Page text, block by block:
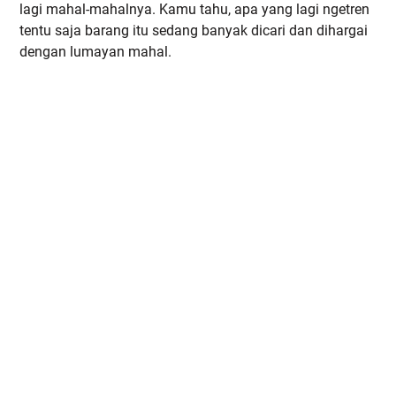
lagi mahal-mahalnya. Kamu tahu, apa yang lagi ngetren
tentu saja barang itu sedang banyak dicari dan dihargai
dengan lumayan mahal.